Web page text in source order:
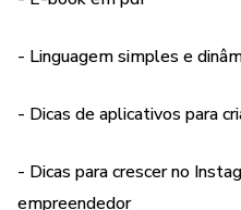
- Linguagem simples e
- Dicas de aplicativos para
- Dicas para crescer no
empreendedor